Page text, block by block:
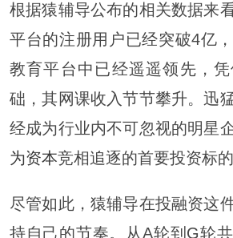
根据猿辅导公布的相关数据来
平台的注册用户已经突破4亿
教育平台中已经遥遥领先，
础，其网课收入节节攀升。迅
经成为行业内不可忽视的明星
为资本竞相追逐的首要投资标的
尽管如此，猿辅导在投融资这
持自己的节奏。从A轮到G轮